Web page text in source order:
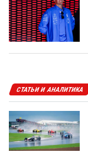
СТАТЬИ И АНАЛИТИКА